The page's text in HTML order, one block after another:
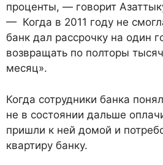
проценты, — говорит
— Когда в 2011 году не
банк дал рассрочку на один
возвращать по полторы
месяц».
Когда сотрудники банка
не в состоянии дальше
пришли к ней домой и
квартиру банку.